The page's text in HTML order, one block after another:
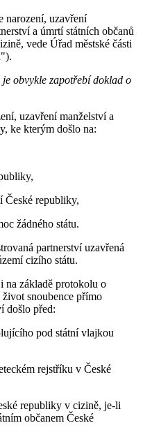
narození, uzavření
a úmrtí státních občanů
vede Úřad městské části
obvykle zapotřebí doklad o
uzavření manželství a
ke kterým došlo na:
České republiky,
žádného státu.
partnerství uzavřená
cizího státu.
na základě protokolu o
snoubence přímo
došlo před:
pod státní vlajkou
rejstříku v České
republiky v cizině, je-li
občanem České